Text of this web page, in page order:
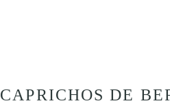
CAPRICHOS DE